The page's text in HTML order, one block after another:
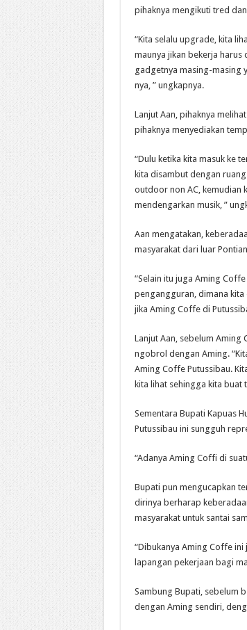
pihaknya mengikuti tred
“Kita selalu upgrade, kita
maunya jikan bekerja
gadgetnya masing-masing
nya, ” ungkapnya.
Lanjut Aan, pihaknya
pihaknya menyediakan
“Dulu ketika kita masuk ke
kita disambut dengan
outdoor non AC, kemudian
mendengarkan musik, ”
Aan mengatakan,
masyarakat dari luar
“Selain itu juga Aming
pengangguran, dimana kita
jika Aming Coffe di
Lanjut Aan, sebelum Aming
ngobrol dengan Aming.
Aming Coffe Putussibau.
kita lihat sehingga kita buat
Sementara Bupati Kapuas
Putussibau ini sungguh
“Adanya Aming Coffi di
Bupati pun mengucapkan
dirinya berharap
masyarakat untuk santai
“Dibukanya Aming Coffe
lapangan pekerjaan bagi
Sambung Bupati, sebelum
dengan Aming sendiri,